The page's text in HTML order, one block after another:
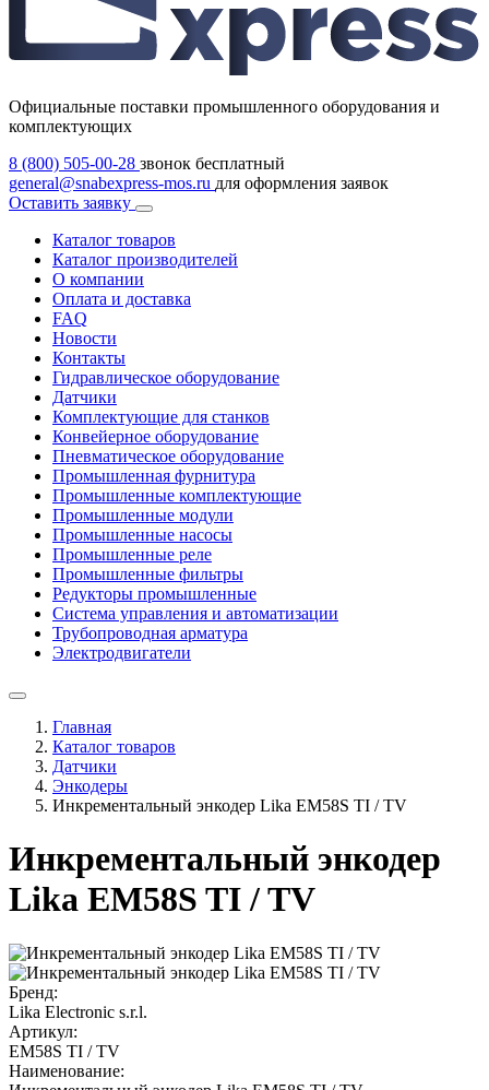
Официальные поставки промышленного оборудования и
комплектующих
8 (800) 505-00-28 звонок бесплатный
general@snabexpress-mos.ru для оформления заявок
Оставить заявку
Каталог товаров
Каталог производителей
О компании
Оплата и доставка
FAQ
Новости
Контакты
Гидравлическое оборудование
Датчики
Комплектующие для станков
Конвейерное оборудование
Пневматическое оборудование
Промышленная фурнитура
Промышленные комплектующие
Промышленные модули
Промышленные насосы
Промышленные реле
Промышленные фильтры
Редукторы промышленные
Система управления и автоматизации
Трубопроводная арматура
Электродвигатели
Главная
Каталог товаров
Датчики
Энкодеры
Инкрементальный энкодер Lika EM58S TI / TV
Инкрементальный энкодер
Lika EM58S TI / TV
Бренд:
Lika Electronic s.r.l.
Артикул:
EM58S TI / TV
Наименование: